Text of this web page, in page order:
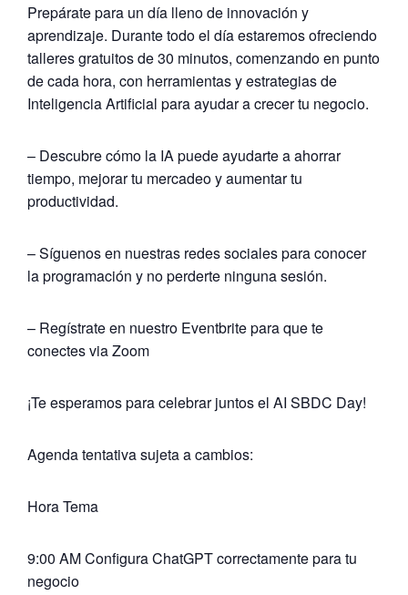
Prepárate para un día lleno de innovación y
aprendizaje. Durante todo el día estaremos ofreciendo
talleres gratuitos de 30 minutos, comenzando en punto
de cada hora, con herramientas y estrategias de
Inteligencia Artificial para ayudar a crecer tu negocio.
– Descubre cómo la IA puede ayudarte a ahorrar
tiempo, mejorar tu mercadeo y aumentar tu
productividad.
– Síguenos en nuestras redes sociales para conocer
la programación y no perderte ninguna sesión.
– Regístrate en nuestro Eventbrite para que te
conectes via Zoom
¡Te esperamos para celebrar juntos el AI SBDC Day!
Agenda tentativa sujeta a cambios:
Hora Tema
9:00 AM Configura ChatGPT correctamente para tu
negocio